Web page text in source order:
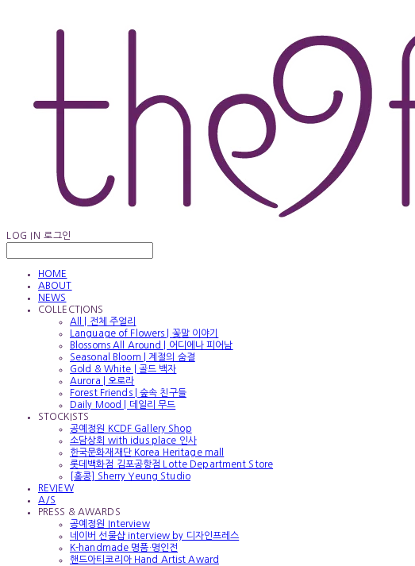
LOG IN 로그인
HOME
ABOUT
NEWS
COLLECTIONS
All | 전체 주얼리
Language of Flowers | 꽃말 이야기
Blossoms All Around | 어디에나 피어남
Seasonal Bloom | 계절의 숨결
Gold & White | 골드 백자
Aurora | 오로라
Forest Friends | 숲속 친구들
Daily Mood | 데일리 무드
STOCKISTS
공예정원 KCDF Gallery Shop
소담상회 with idus place 인사
한국문화재재단 Korea Heritage mall
롯데백화점 김포공항점 Lotte Department Store
[홍콩] Sherry Yeung Studio
REVIEW
A/S
PRESS & AWARDS
공예정원 Interview
네이버 선물샵 interview by 디자인프레스
K-handmade 명품·명인전
핸드아티코리아 Hand Artist Award